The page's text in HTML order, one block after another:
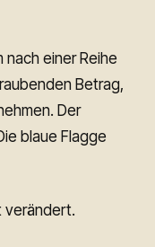
nach einer Reihe
Betrag,
Der
blaue Flagge
verändert.